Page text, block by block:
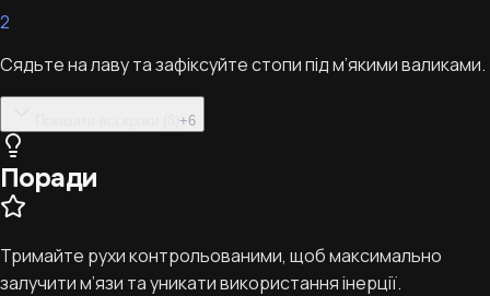
2
Сядьте на лаву та зафіксуйте стопи під м’якими валиками.
+6
Поради
Тримайте рухи контрольованими, щоб максимально
залучити м’язи та уникати використання інерції.